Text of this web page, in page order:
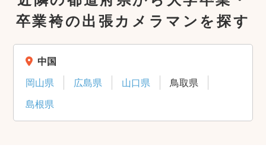
卒業袴の出張カメラマンを探す
中国
岡山県
広島県 山口県
鳥取県
島根県